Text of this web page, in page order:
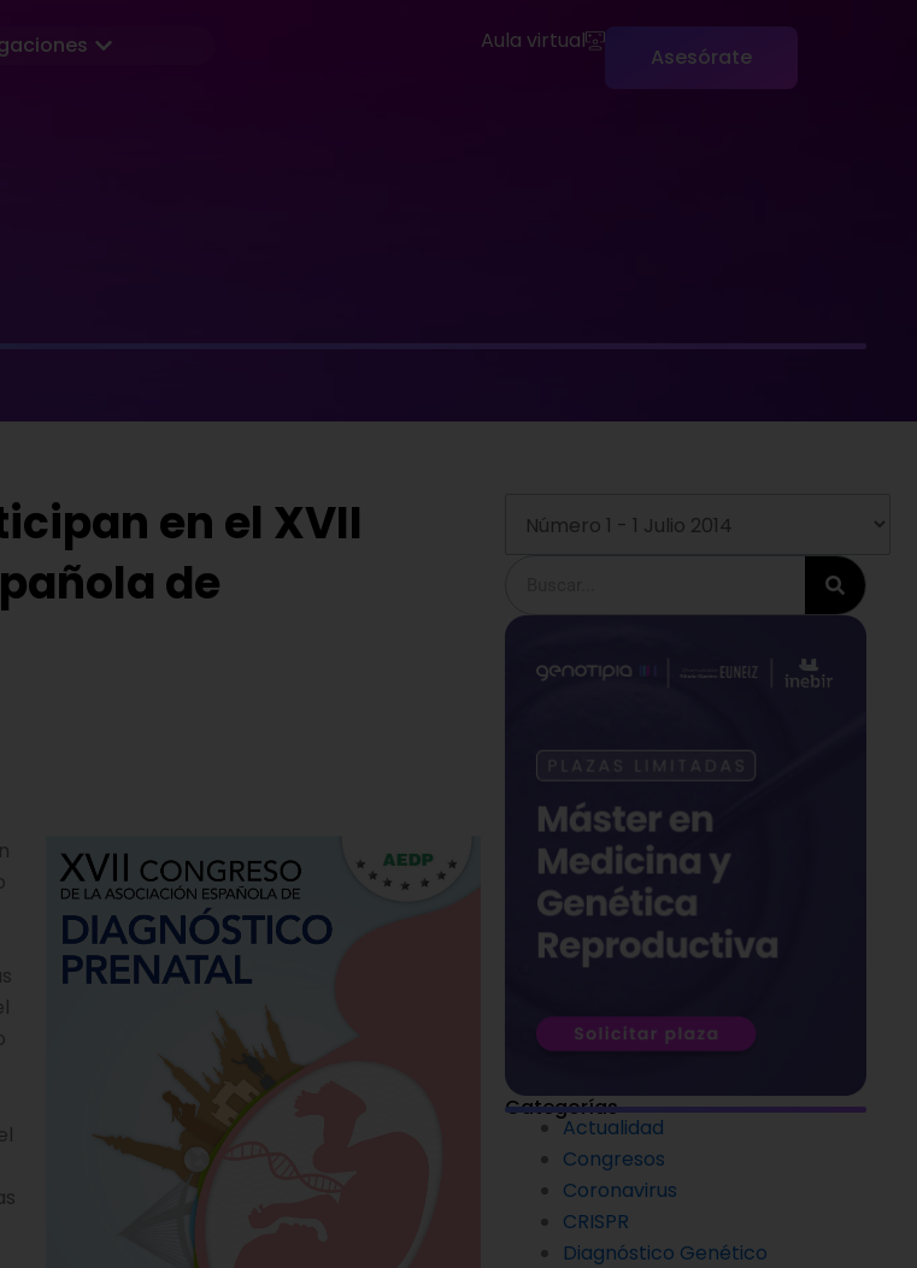
Abrir Divulgaciones Aula virtual
Asesórate
en el XVII
de
Categorías
Actualidad
Congresos
Coronavirus
CRISPR
Diagnóstico Genético